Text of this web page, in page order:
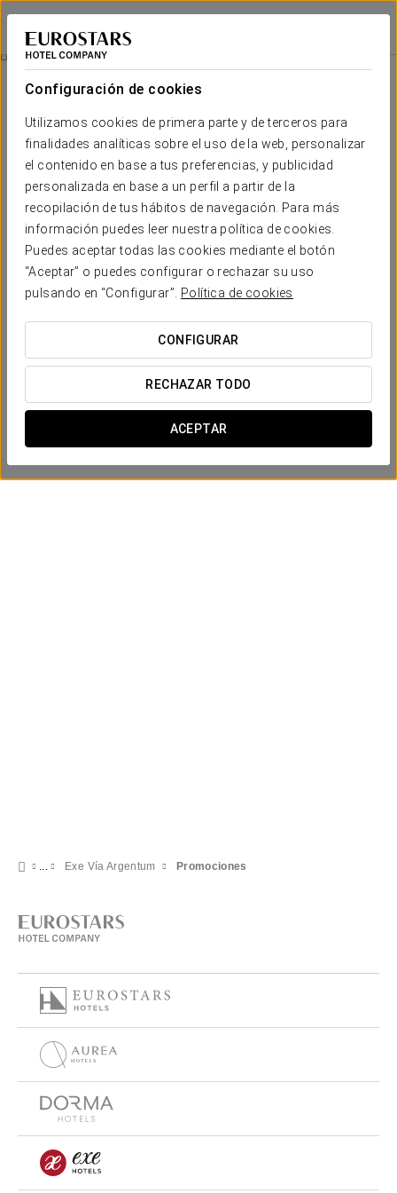
Configuración de cookies
Utilizamos cookies de primera parte y de terceros para
finalidades analíticas sobre el uso de la web, personalizar
el contenido en base a tus preferencias, y publicidad
personalizada en base a un perfil a partir de la
recopilación de tus hábitos de navegación. Para más
información puedes leer nuestra política de cookies.
Puedes aceptar todas las cookies mediante el botón
“Aceptar” o puedes configurar o rechazar su uso
pulsando en “Configurar”.
Política de cookies
CONFIGURAR
RECHAZAR TODO
ACEPTAR
Exe Vía Argentum
PONTEVEDRA - SILLEDA
Promociones
Promociones
Experiencia business
10 €
Exe Vía Argentum Promociones